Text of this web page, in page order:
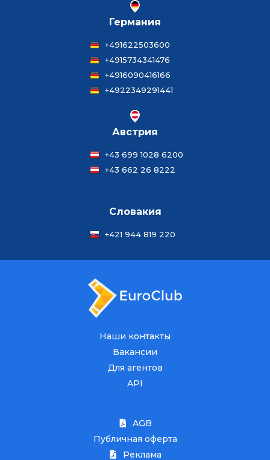
Германия
+491622503600
+4915734341476
+4916090416166
+4922349291441
Австрия
+43 699 1028 6200
+43 662 26 8222
Словакия
+421 944 819 220
Наши контакты
Вакансии
Для агентов
API
AGB
Публичная оферта
Реклама